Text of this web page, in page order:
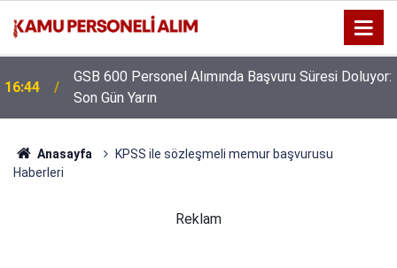
16:44
GSB 600 Personel Alımında Başvuru Süresi Doluyor:
Son Gün Yarın
Anasayfa
KPSS ile sözleşmeli memur başvurusu
Haberleri
Reklam